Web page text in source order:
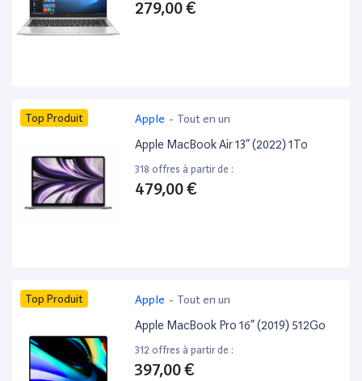
279,00 €
Top Produit Apple - Tout en un
Apple MacBook Air 13” (2022) 1To
318 offres à partir de :
479,00 €
Top Produit Apple - Tout en un
Apple MacBook Pro 16” (2019) 512Go
312 offres à partir de :
397,00 €